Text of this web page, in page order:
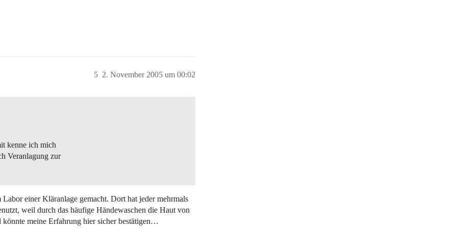
2. November 2005 um 00:02
5
kenne ich mich
Veranlagung zur
einer Kläranlage gemacht. Dort hat jeder mehrmals
weil durch das häufige Händewaschen die Haut von
könnte meine Erfahrung hier sicher bestätigen…